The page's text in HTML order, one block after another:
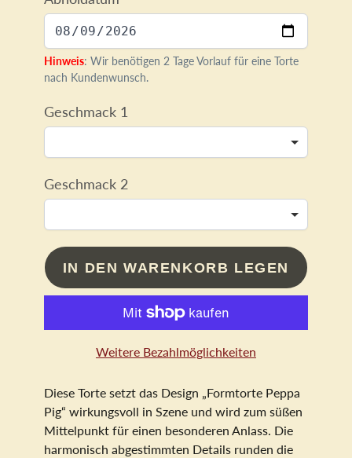
Hinweis: Wir benötigen 2 Tage Vorlauf für eine Torte
nach Kundenwunsch.
Geschmack 1
Geschmack 2
IN DEN WARENKORB LEGEN
Weitere Bezahlmöglichkeiten
Diese Torte setzt das Design „Formtorte Peppa
Pig“ wirkungsvoll in Szene und wird zum süßen
Mittelpunkt für einen besonderen Anlass. Die
harmonisch abgestimmten Details runden die